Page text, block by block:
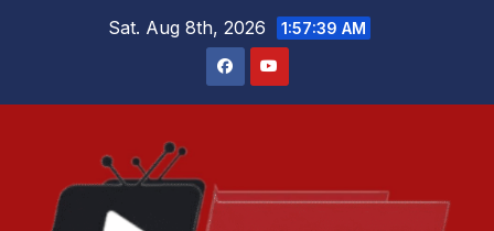
Sat. Aug 8th, 2026 1:57:39 AM